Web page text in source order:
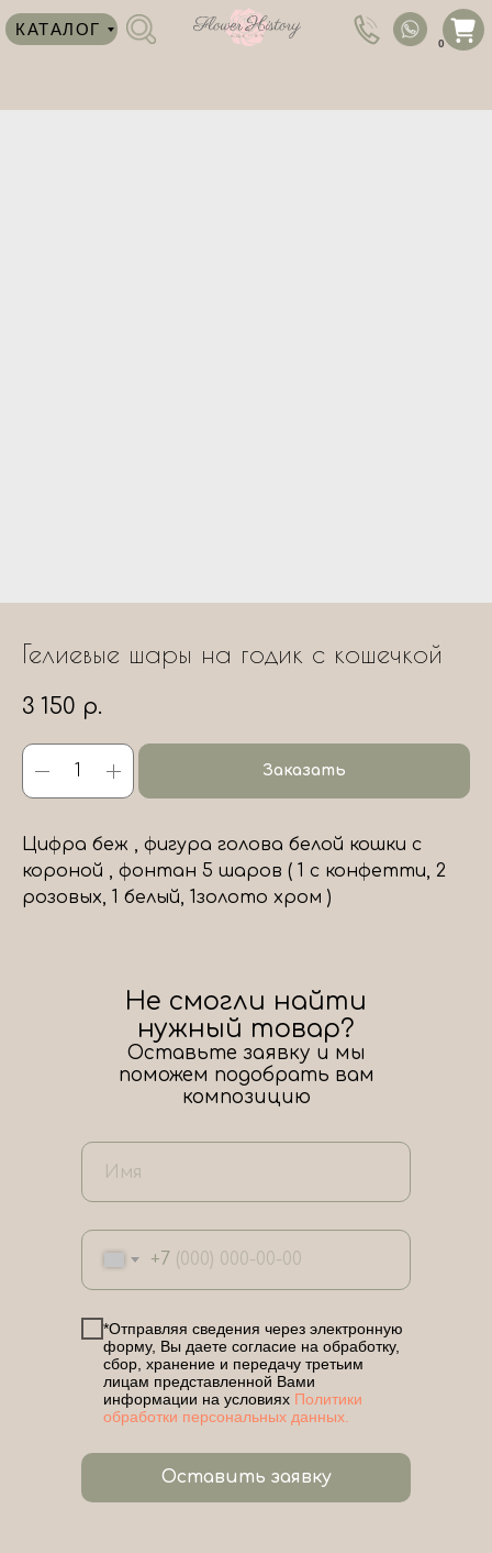
КАТАЛОГ
0
Гелиевые шары на годик с кошечкой
3 150 р.
Заказать
Цифра беж , фигура голова белой кошки с
короной , фонтан 5 шаров ( 1 с конфетти, 2
розовых, 1 белый, 1золото хром )
+7
*Отправляя сведения через электронную
форму, Вы даете согласие на обработку,
сбор, хранение и передачу третьим
лицам представленной Вами
информации на условиях Политики
обработки персональных данных.
Оставить заявку
Не смогли найти
нужный товар?
Оставьте заявку и мы
поможем подобрать вам
композицию